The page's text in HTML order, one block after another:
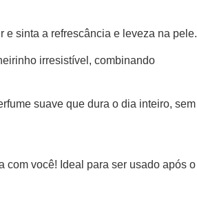
e sinta a refrescância e leveza na pele.
irresistível, combinando
suave que dura o dia inteiro, sem
com você! Ideal para ser usado após o